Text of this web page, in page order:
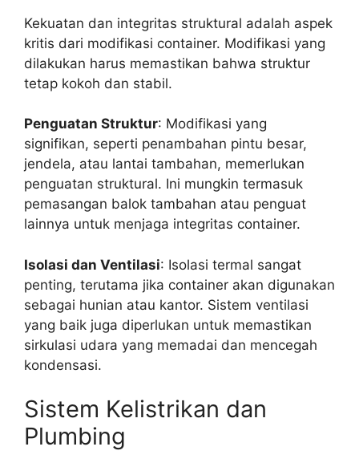
Kekuatan dan integritas struktural adalah aspek
kritis dari modifikasi container. Modifikasi yang
dilakukan harus memastikan bahwa struktur
tetap kokoh dan stabil.
Penguatan Struktur: Modifikasi yang
signifikan, seperti penambahan pintu besar,
jendela, atau lantai tambahan, memerlukan
penguatan struktural. Ini mungkin termasuk
pemasangan balok tambahan atau penguat
lainnya untuk menjaga integritas container.
Isolasi dan Ventilasi: Isolasi termal sangat
penting, terutama jika container akan digunakan
sebagai hunian atau kantor. Sistem ventilasi
yang baik juga diperlukan untuk memastikan
sirkulasi udara yang memadai dan mencegah
kondensasi.
Sistem Kelistrikan dan
Plumbing